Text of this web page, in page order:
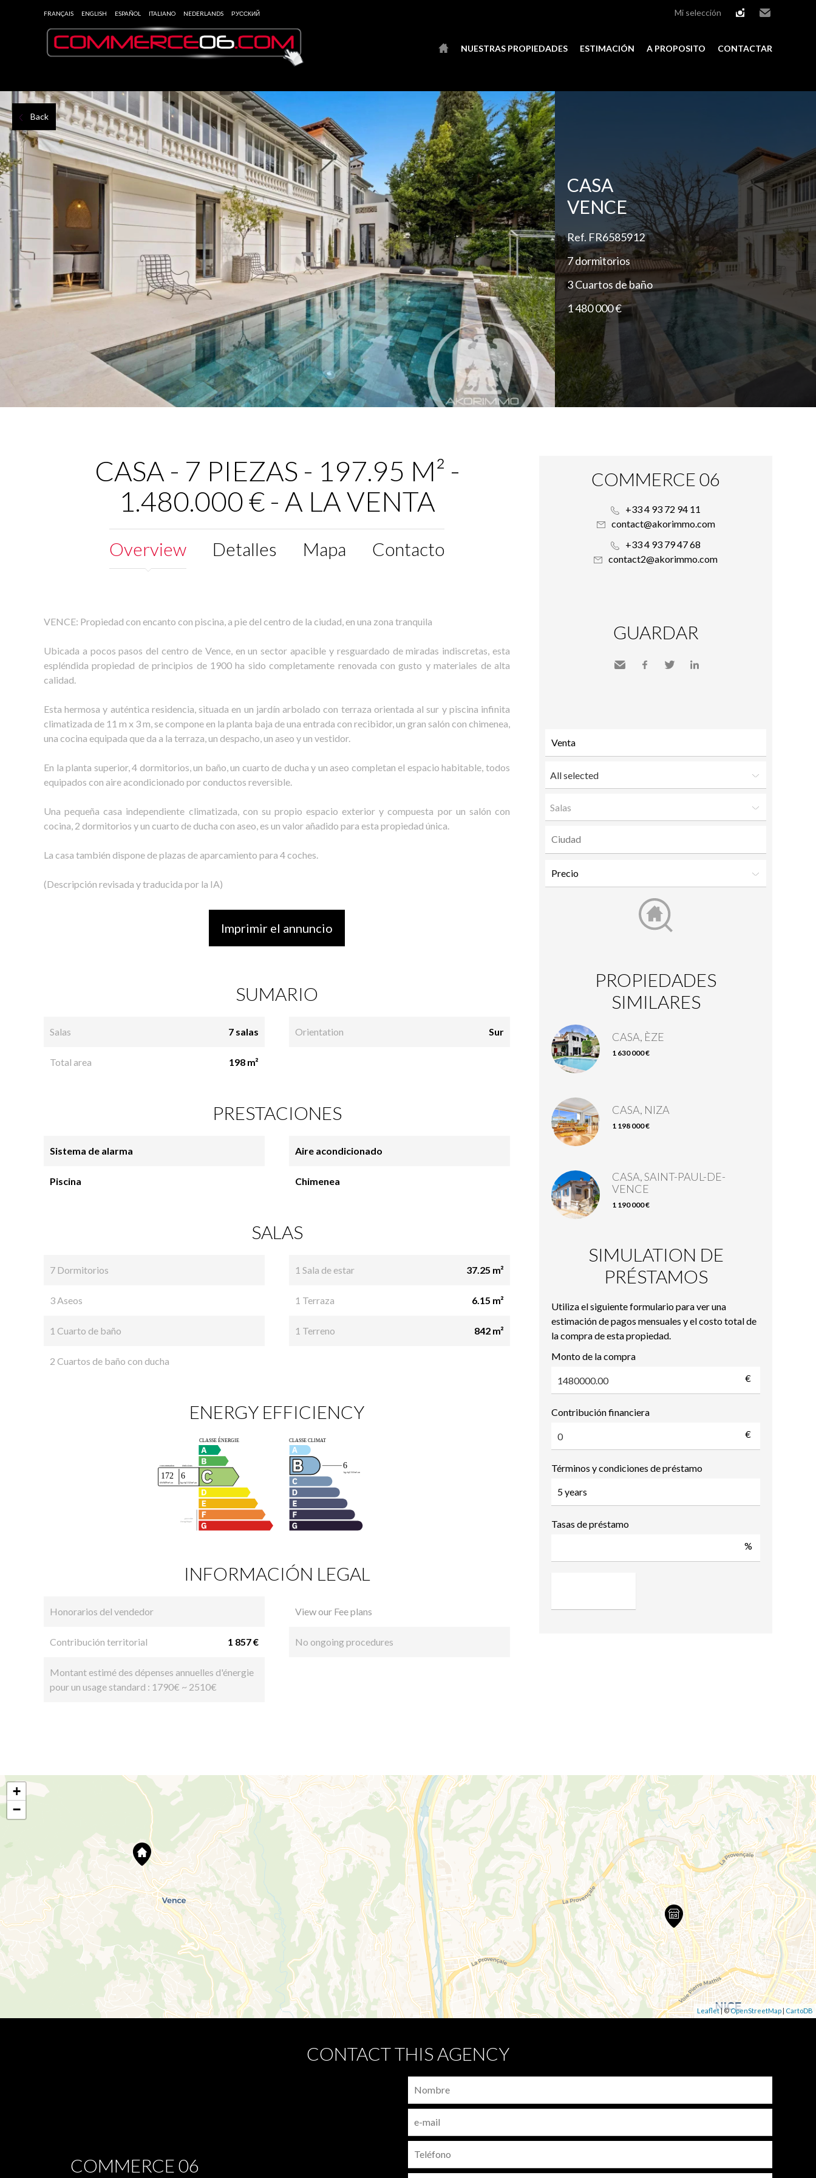
FRANÇAIS ENGLISH ESPAÑOL ITALIANO NEDERLANDS РУССКИЙ Mi selección
NUESTRAS PROPIEDADES ESTIMACIÓN A PROPOSITO CONTACTAR
Back
CASA
VENCE
Ref. FR6585912
7 dormitorios
3 Cuartos de baño
1 480 000 €
CASA - 7 PIEZAS - 197.95 M² -
1.480.000 € - A LA VENTA
Overview Detalles Mapa Contacto
VENCE: Propiedad con encanto con piscina, a pie del centro de la ciudad, en una zona tranquila
Ubicada a pocos pasos del centro de Vence, en un sector apacible y resguardado de miradas indiscretas, esta
espléndida propiedad de principios de 1900 ha sido completamente renovada con gusto y materiales de alta
calidad.
Esta hermosa y auténtica residencia, situada en un jardín arbolado con terraza orientada al sur y piscina infinita
climatizada de 11 m x 3 m, se compone en la planta baja de una entrada con recibidor, un gran salón con chimenea,
una cocina equipada que da a la terraza, un despacho, un aseo y un vestidor.
En la planta superior, 4 dormitorios, un baño, un cuarto de ducha y un aseo completan el espacio habitable, todos
equipados con aire acondicionado por conductos reversible.
Una pequeña casa independiente climatizada, con su propio espacio exterior y compuesta por un salón con
cocina, 2 dormitorios y un cuarto de ducha con aseo, es un valor añadido para esta propiedad única.
La casa también dispone de plazas de aparcamiento para 4 coches.
(Descripción revisada y traducida por la IA)
Imprimir el annuncio
SUMARIO
Salas 7 salas
Total area 198 m²
Orientation Sur
PRESTACIONES
Sistema de alarma
Piscina
Aire acondicionado
Chimenea
SALAS
7 Dormitorios
3 Aseos
1 Cuarto de baño
2 Cuartos de baño con ducha
1 Sala de estar 37.25 m²
1 Terraza 6.15 m²
1 Terreno 842 m²
ENERGY EFFICIENCY
INFORMACIÓN LEGAL
Honorarios del vendedor
Contribución territorial 1 857 €
Montant estimé des dépenses annuelles d'énergie
pour un usage standard : 1790€ ~ 2510€
View our Fee plans
No ongoing procedures
COMMERCE 06
+33 4 93 72 94 11
contact@akorimmo.com
+33 4 93 79 47 68
contact2@akorimmo.com
GUARDAR
All selected
Salas
PROPIEDADES
SIMILARES
CASA, ÈZE
1 630 000 €
CASA, NIZA
1 198 000 €
CASA, SAINT-PAUL-DE-
VENCE
1 190 000 €
SIMULATION DE
PRÉSTAMOS
Utiliza el siguiente formulario para ver una
estimación de pagos mensuales y el costo total de
la compra de esta propiedad.
Monto de la compra
€
Contribución financiera
€
Términos y condiciones de préstamo
Tasas de préstamo
%
+
−
Leaflet| ©OpenStreetMap| CartoDB
CONTACT THIS AGENCY
COMMERCE 06